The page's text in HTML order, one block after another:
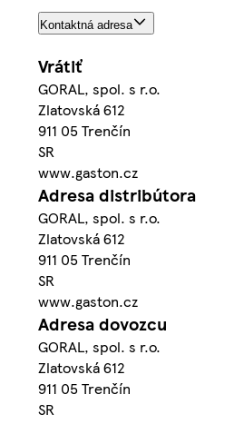
Kontaktná adresa
Vrátiť
GORAL, spol. s r.o.
Zlatovská 612
911 05 Trenčín
SR
www.gaston.cz
Adresa distribútora
GORAL, spol. s r.o.
Zlatovská 612
911 05 Trenčín
SR
www.gaston.cz
Adresa dovozcu
GORAL, spol. s r.o.
Zlatovská 612
911 05 Trenčín
SR